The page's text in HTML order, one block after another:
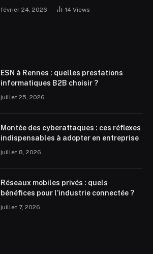
février 24, 2026 14 Views
ESN à Rennes : quelles prestations
informatiques B2B choisir ?
juillet 25, 2026
Montée des cyberattaques : ces réflexes
indispensables à adopter en entreprise
juillet 8, 2026
Réseaux mobiles privés : quels
bénéfices pour l’industrie connectée ?
juillet 7, 2026